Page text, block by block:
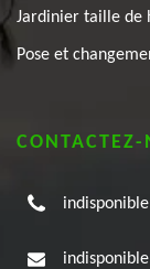
Jardinier taille de
Pose et
CONTACTEZ-
indisponible
indisponible